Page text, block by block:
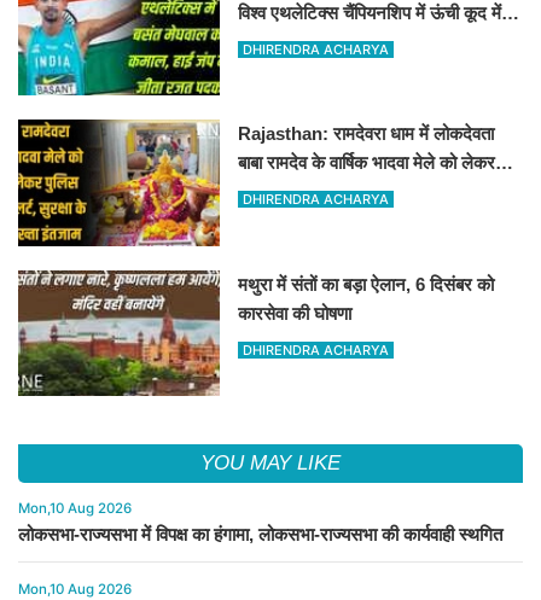
विश्व एथलेटिक्स चैंपियनशिप में ऊंची कूद में
जीता रजत पदक
DHIRENDRA ACHARYA
Rajasthan: रामदेवरा धाम में लोकदेवता
बाबा रामदेव के वार्षिक भादवा मेले को लेकर
तैयारियां पूरी
DHIRENDRA ACHARYA
मथुरा में संतों का बड़ा ऐलान, 6 दिसंबर को
कारसेवा की घोषणा
DHIRENDRA ACHARYA
YOU MAY LIKE
Mon,10 Aug 2026
लोकसभा-राज्यसभा में विपक्ष का हंगामा, लोकसभा-राज्यसभा की कार्यवाही स्थगित
Mon,10 Aug 2026